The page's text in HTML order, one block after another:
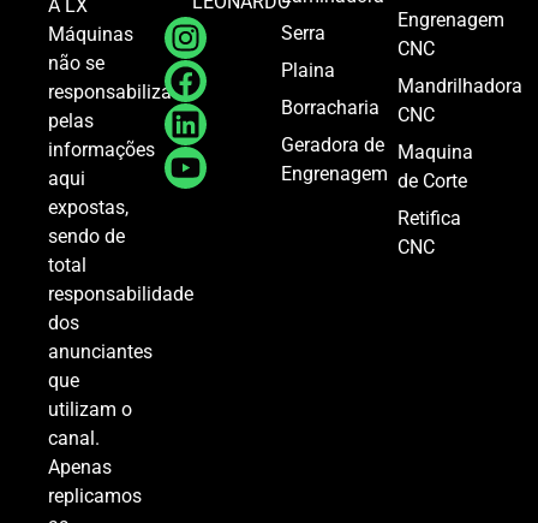
A LX
Máquinas
não se
responsabiliza
pelas
informações
aqui
expostas,
sendo de
total
responsabilidade
dos
anunciantes
que
utilizam o
canal.
Apenas
replicamos
Serra
Plaina
Borracharia
Geradora de
Engrenagem
Engrenagem
CNC
Mandrilhadora
CNC
Maquina
de Corte
Retifica
CNC